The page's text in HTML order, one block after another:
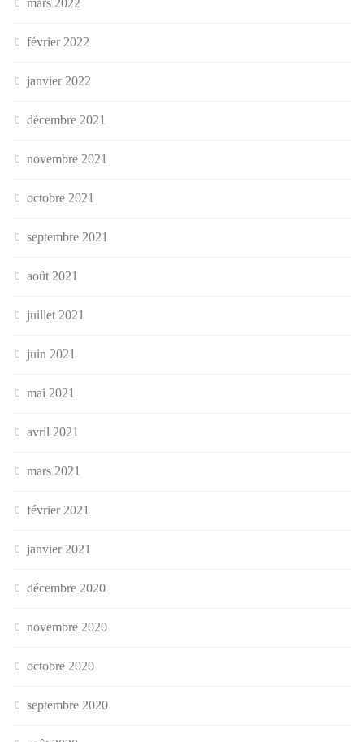
février 2022
janvier 2022
décembre 2021
novembre 2021
octobre 2021
septembre 2021
août 2021
juillet 2021
juin 2021
mai 2021
avril 2021
mars 2021
février 2021
janvier 2021
décembre 2020
novembre 2020
octobre 2020
septembre 2020